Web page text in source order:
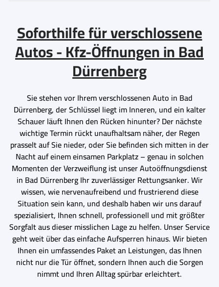
Soforthilfe für verschlossene
Autos - Kfz-Öffnungen in Bad
Dürrenberg
Sie stehen vor Ihrem verschlossenen Auto in Bad
Dürrenberg, der Schlüssel liegt im Inneren, und ein kalter
Schauer läuft Ihnen den Rücken hinunter? Der nächste
wichtige Termin rückt unaufhaltsam näher, der Regen
prasselt auf Sie nieder, oder Sie befinden sich mitten in der
Nacht auf einem einsamen Parkplatz – genau in solchen
Momenten der Verzweiflung ist unser Autoöffnungsdienst
in Bad Dürrenberg Ihr zuverlässiger Rettungsanker. Wir
wissen, wie nervenaufreibend und frustrierend diese
Situation sein kann, und deshalb haben wir uns darauf
spezialisiert, Ihnen schnell, professionell und mit größter
Sorgfalt aus dieser misslichen Lage zu helfen. Unser Service
geht weit über das einfache Aufsperren hinaus. Wir bieten
Ihnen ein umfassendes Paket an Leistungen, das Ihnen
nicht nur die Tür öffnet, sondern Ihnen auch die Sorgen
nimmt und Ihren Alltag spürbar erleichtert.